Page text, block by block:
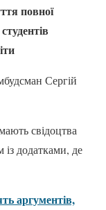
повної
Сергій
свідоцтва
із додатками, де
аргументів,